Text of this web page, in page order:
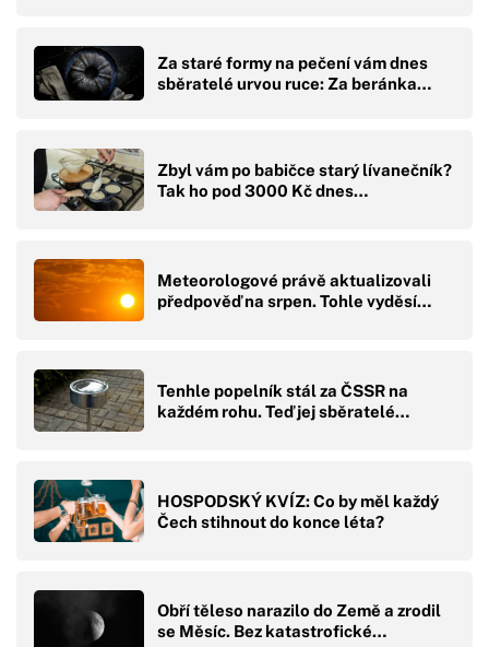
Za staré formy na pečení vám dnes
sběratelé urvou ruce: Za beránka…
Zbyl vám po babičce starý lívanečník?
Tak ho pod 3000 Kč dnes…
Meteorologové právě aktualizovali
předpověď na srpen. Tohle vyděsí…
Tenhle popelník stál za ČSSR na
každém rohu. Teď jej sběratelé…
HOSPODSKÝ KVÍZ: Co by měl každý
Čech stihnout do konce léta?
Obří těleso narazilo do Země a zrodil
se Měsíc. Bez katastrofické…